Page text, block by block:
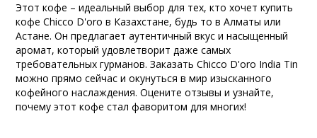
Этот кофе – идеальный выбор для тех, кто хочет купить
кофе Chicco D'oro в Казахстане, будь то в Алматы или
Астане. Он предлагает аутентичный вкус и насыщенный
аромат, который удовлетворит даже самых
требовательных гурманов. Заказать Chicco D'oro India Tin
можно прямо сейчас и окунуться в мир изысканного
кофейного наслаждения. Оцените отзывы и узнайте,
почему этот кофе стал фаворитом для многих!